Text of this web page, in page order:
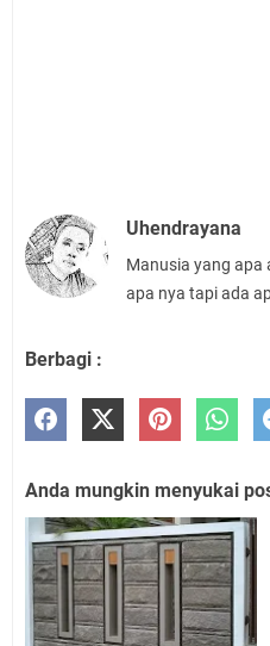
Uhendrayana
Manusia yang apa
apa nya tapi ada
Berbagi :
Anda mungkin menyukai